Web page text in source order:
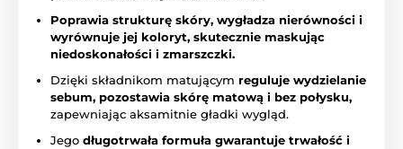
Poprawia strukturę skóry, wygładza nierówności i
wyrównuje jej koloryt, skutecznie maskując
niedoskonałości i zmarszczki.
Dzięki składnikom matującym reguluje wydzielanie
sebum, pozostawia skórę matową i bez połysku,
zapewniając aksamitnie gładki wygląd.
Jego długotrwała formuła gwarantuje trwałość i